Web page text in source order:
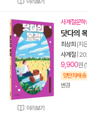
미리보기
미리보기
사계절문학
닷다의
최상희 (지
사계절
9,900원
양탄자배송
변경